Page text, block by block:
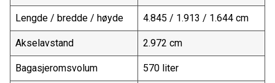
Lengde / bredde / høyde 4.845 / 1.913 / 1.644 cm
Akselavstand 2.972 cm
Bagasjeromsvolum 570 liter